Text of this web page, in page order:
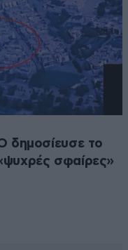
δημοσίευσε το
σφαίρες»